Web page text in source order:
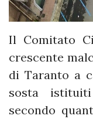
Il Comitato
crescente
di Taranto a
sosta
secondo